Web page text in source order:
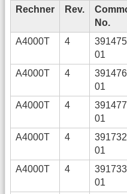
Rechner Rev.
No.
A4000T 4
01
A4000T 4
01
A4000T 4
01
A4000T 4
01
A4000T 4
01